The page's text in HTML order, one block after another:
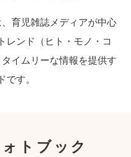
育児雑誌メディアが中心
レンド（ヒト・モノ・コ
イムリーな情報を提供す
です。
トブック